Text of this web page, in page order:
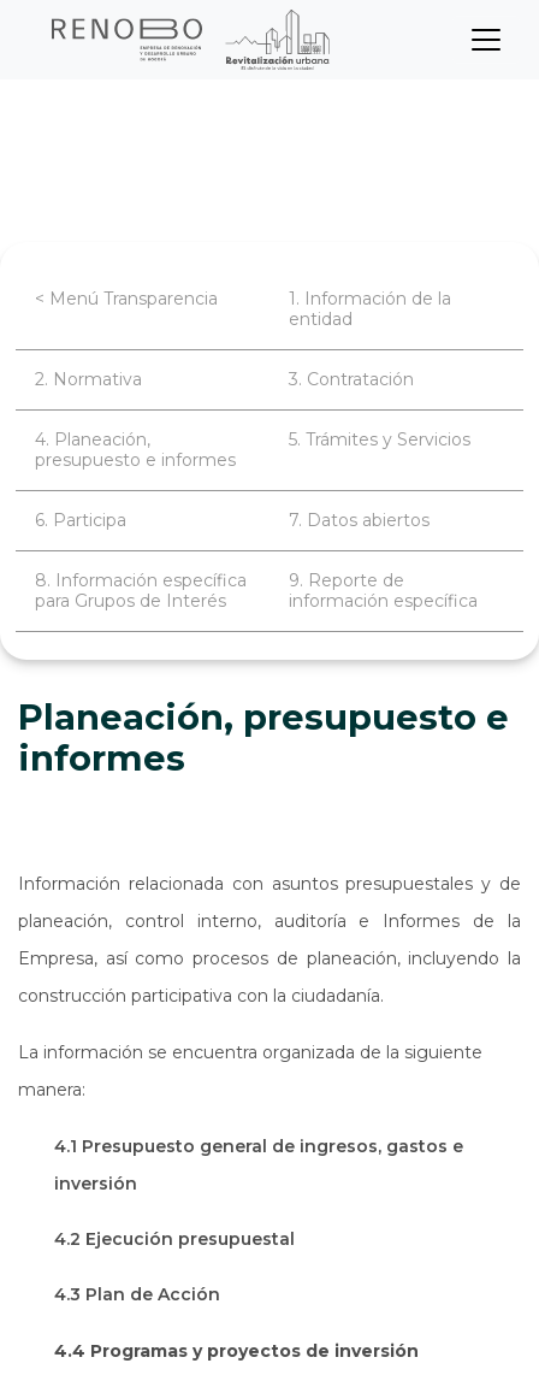
Sitio Web Empresa de
Transparencia
< Menú Transparencia
1. Información de la
entidad
2. Normativa 3. Contratación
4. Planeación,
presupuesto e informes
5. Trámites y Servicios
6. Participa 7. Datos abiertos
8. Información específica
para Grupos de Interés
9. Reporte de
información específica
Planeación, presupuesto e
informes
Información relacionada con asuntos presupuestales y de
planeación, control interno, auditoría e Informes de la
Empresa, así como procesos de planeación, incluyendo la
construcción participativa con la ciudadanía.
La información se encuentra organizada de la siguiente
manera:
4.1 Presupuesto general de ingresos, gastos e
inversión
4.2 Ejecución presupuestal
4.3 Plan de Acción
4.4 Programas y proyectos de inversión